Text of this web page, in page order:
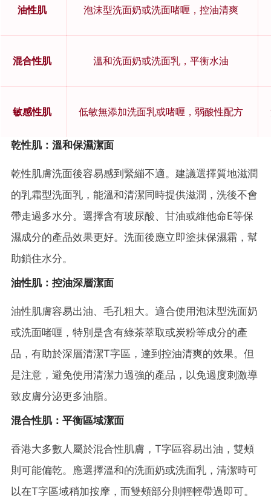
油性肌 泡沫型洗面奶或洗面啫喱，控油清爽
混合性肌 溫和洗面奶或洗面乳，平衡水油
敏感性肌 低敏無添加洗面乳或啫喱，弱酸性配方
乾性肌：溫和保濕潔面
乾性肌膚洗面後容易感到緊繃不適。建議選擇質地滋潤
的乳霜型洗面乳，能溫和清潔同時提供滋潤，洗後不會
帶走過多水分。選擇含有玻尿酸、甘油或維他命E等保
濕成分的產品效果更好。洗面後應立即塗抹保濕霜，幫
助鎖住水分。
油性肌：控油深層潔面
油性肌膚容易出油、毛孔粗大。適合使用泡沫型洗面奶
或洗面啫喱，特別是含有綠茶萃取或炭粉等成分的產
品，有助於深層清潔T字區，達到控油清爽的效果。但
是注意，避免使用清潔力過強的產品，以免過度刺激導
致皮膚分泌更多油脂。
混合性肌：平衡區域潔面
香港大多數人屬於混合性肌膚，T字區容易出油，雙頰
則可能偏乾。應選擇溫和的洗面奶或洗面乳，清潔時可
以在T字區域稍加按摩，而雙頰部分則輕輕帶過即可。